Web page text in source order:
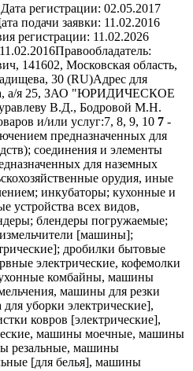
Дата регистрации: 02.05.2017
подачи заявки: 11.02.2016
регистрации: 11.02.2026
11.02.2016Правообладатель:
141602, Московская область,
30 (RU)Адрес для
а/я 25, ЗАО "ЮРИДИЧЕСКОЕ
В.Д., Бодровой М.Н.
и/или услуг:7, 8, 9, 10 7 -
предназначенных для
соединения и элементы
для наземных
орудия, иные
инкубаторы; кухонные и
устройства всех видов,
блендеры погружаемые;
[машины];
дробилки бытовые
электрические, кофемолки
комбайны, машины
машины для резки
уборки электрические],
ковров [электрические],
машины моечные, машины
резальные, машины
[для белья], машины